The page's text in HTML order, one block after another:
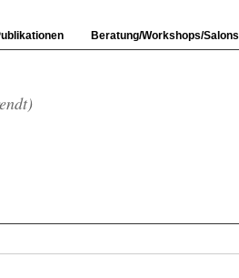
Beratung/Workshops/Salons